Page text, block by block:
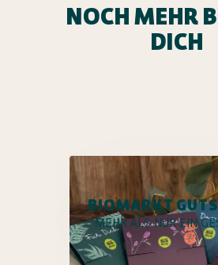
NOCH MEHR
DICH
BIOMARKT
MEHR ALS NUR EIN